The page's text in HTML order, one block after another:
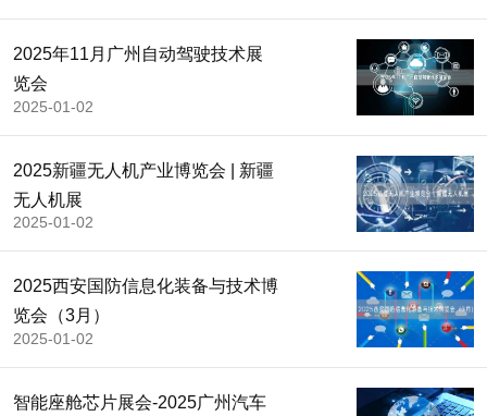
2025年11月广州自动驾驶技术展
览会
2025-01-02
2025新疆无人机产业博览会 | 新疆
无人机展
2025-01-02
2025西安国防信息化装备与技术博
览会（3月）
2025-01-02
智能座舱芯片展会-2025广州汽车